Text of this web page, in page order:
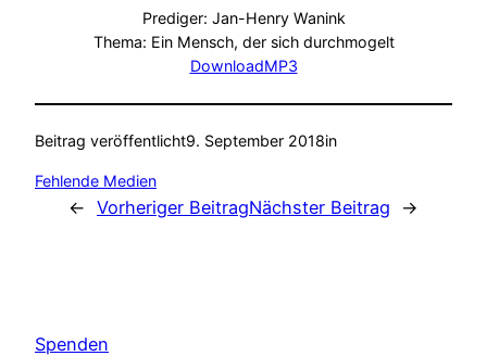
Prediger: Jan-Henry Wanink
Thema: Ein Mensch, der sich durchmogelt
DownloadMP3
Beitrag veröffentlicht9. September 2018in
Fehlende Medien
← Vorheriger BeitragNächster Beitrag →
Spenden